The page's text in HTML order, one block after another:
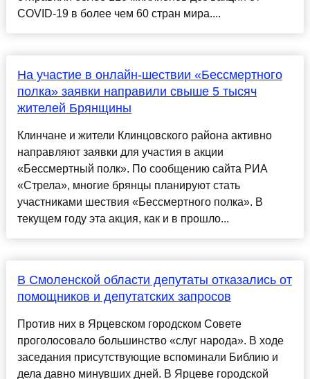
COVID-19 в более чем 60 стран мира....
На участие в онлайн-шествии «Бессмертного
полка» заявки направили свыше 5 тысяч
жителей Брянщины
Клинчане и жители Клинцовского района активно
направляют заявки для участия в акции
«Бессмертный полк». По сообщению сайта РИА
«Стрела», многие брянцы планируют стать
участниками шествия «Бессмертного полка». В
текущем году эта акция, как и в прошло...
В Смоленской области депутаты отказались от
помощников и депутатских запросов
Против них в Ярцевском городском Совете
проголосовало большинство «слуг народа». В ходе
заседания присутствующие вспоминали Библию и
дела давно минувших дней. В Ярцеве городской